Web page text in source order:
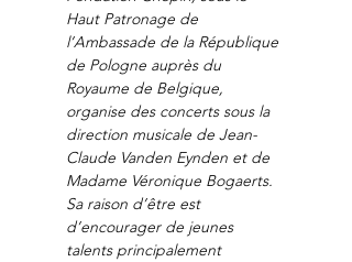
Haut Patronage de
l’Ambassade de la République
de Pologne auprès du
Royaume de Belgique,
organise des concerts sous la
direction musicale de Jean-
Claude Vanden Eynden et de
Madame Véronique Bogaerts.
Sa raison d’être est
d’encourager de jeunes
talents principalement